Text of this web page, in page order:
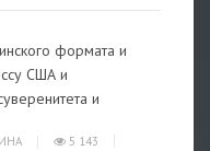
формата и
США и
и
5 143